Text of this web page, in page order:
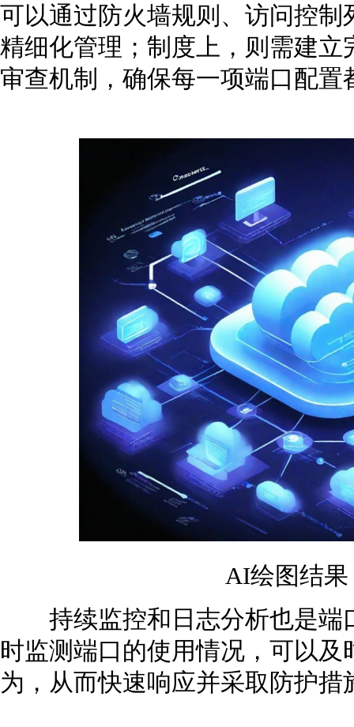
可以通过防火墙规则、访问控
精细化管理；制度上，则需建
审查机制，确保每一项端口配置
AI绘图结
持续监控和日志分析也是端
时监测端口的使用情况，可以
为，从而快速响应并采取防护措